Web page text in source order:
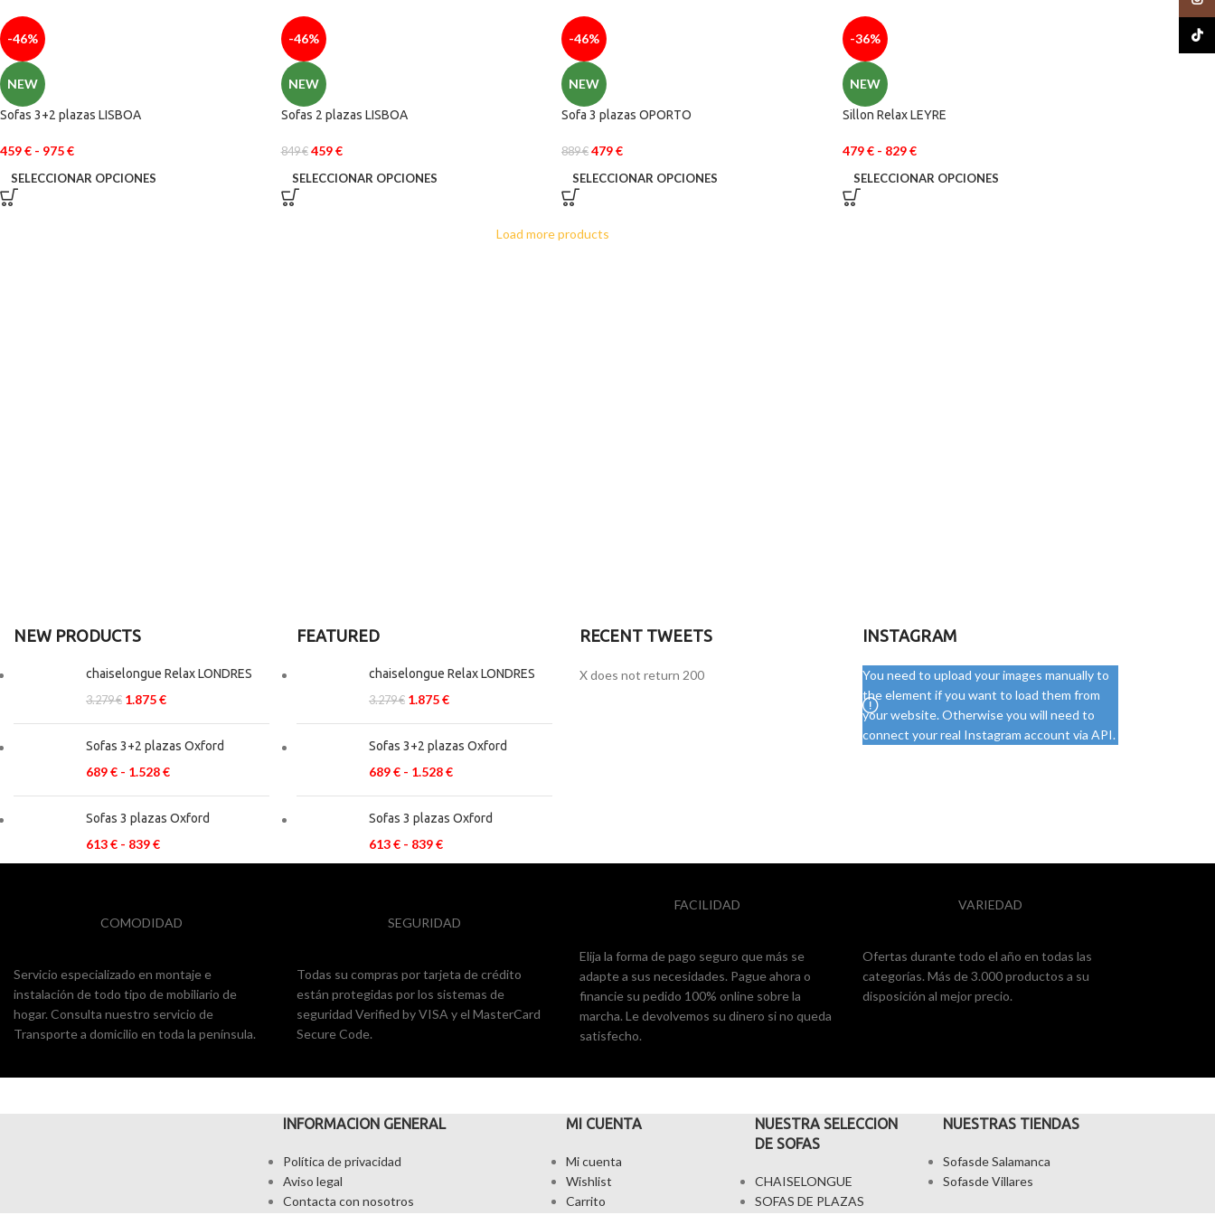
-46%
NEW
Sofas 3+2 plazas LISBOA
459€ - 975€
SELECCIONAR OPCIONES
-46%
NEW
Sofas 2 plazas LISBOA
849€ 459€
SELECCIONAR OPCIONES
-46%
NEW
Sofa 3 plazas OPORTO
889€ 479€
SELECCIONAR OPCIONES
-36%
NEW
Sillon Relax LEYRE
479€ - 829€
SELECCIONAR OPCIONES
Load more products
Ut noner velit
parturient
Tempus a
dis,
NEW PRODUCTS
chaiselongue Relax LONDRES
3.279€ 1.875€
Sofas 3+2 plazas Oxford
689€ - 1.528€
Sofas 3 plazas Oxford
613€ - 839€
FEATURED
chaiselongue Relax LONDRES
3.279€ 1.875€
Sofas 3+2 plazas Oxford
689€ - 1.528€
Sofas 3 plazas Oxford
613€ - 839€
RECENT TWEETS
X does not return 200
INSTAGRAM
You need to upload your images manually to
the element if you want to load them from
your website. Otherwise you will need to
connect your real Instagram account via API.
COMODIDAD
Servicio especializado en montaje e
instalación de todo tipo de mobiliario de
hogar. Consulta nuestro servicio de
Transporte a domicilio en toda la península.
SEGURIDAD
Todas su compras por tarjeta de crédito
están protegidas por los sistemas de
seguridad Verified by VISA y el MasterCard
Secure Code.
FACILIDAD
Elija la forma de pago seguro que más se
adapte a sus necesidades. Pague ahora o
financie su pedido 100% online sobre la
marcha. Le devolvemos su dinero si no queda
satisfecho.
VARIEDAD
Ofertas durante todo el año en todas las
categorías. Más de 3.000 productos a su
disposición al mejor precio.
INFORMACION GENERAL
Política de privacidad
Aviso legal
Contacta con nosotros
MI CUENTA
Mi cuenta
Wishlist
Carrito
NUESTRA SELECCION
DE SOFAS
CHAISELONGUE
SOFAS DE PLAZAS
NUESTRAS TIENDAS
Sofasde Salamanca
Sofasde Villares